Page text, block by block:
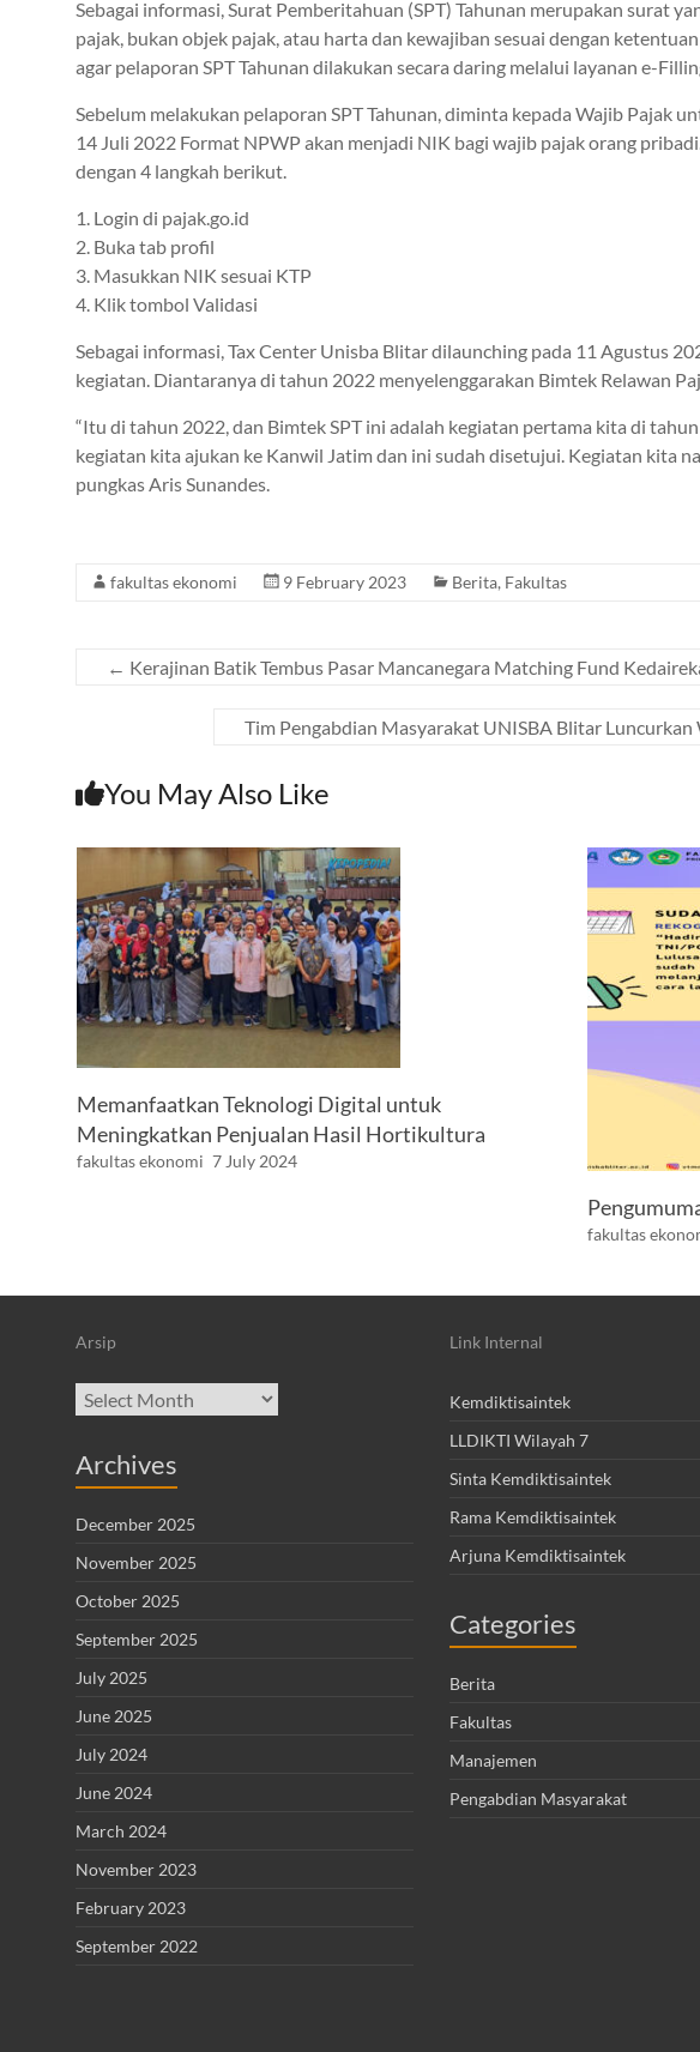
Sebagai informasi, Surat Pemberitahuan (SPT) Tahunan merupakan surat
pajak, bukan objek pajak, atau harta dan kewajiban sesuai dengan
agar pelaporan SPT Tahunan dilakukan secara daring melalui layanan e-
Sebelum melakukan pelaporan SPT Tahunan, diminta kepada Wajib
14 Juli 2022 Format NPWP akan menjadi NIK bagi wajib pajak orang
dengan 4 langkah berikut.
1. Login di pajak.go.id
2. Buka tab profil
3. Masukkan NIK sesuai KTP
4. Klik tombol Validasi
Sebagai informasi, Tax Center Unisba Blitar dilaunching pada 11 Agustus
kegiatan. Diantaranya di tahun 2022 menyelenggarakan Bimtek Relawan
“Itu di tahun 2022, dan Bimtek SPT ini adalah kegiatan pertama kita di
kegiatan kita ajukan ke Kanwil Jatim dan ini sudah disetujui. Kegiatan kita
pungkas Aris Sunandes.
fakultas ekonomi 9 February 2023 Berita, Fakultas
← Kerajinan Batik Tembus Pasar Mancanegara Matching Fund
Tim Pengabdian Masyarakat UNISBA Blitar
You May Also Like
Memanfaatkan Teknologi Digital untuk
Meningkatkan Penjualan Hasil Hortikultura
fakultas ekonomi 7 July 2024
fakultas
Arsip
Archives
Archives
December 2025
November 2025
October 2025
September 2025
July 2025
June 2025
July 2024
June 2024
March 2024
November 2023
February 2023
September 2022
Link Internal
Kemdiktisaintek
LLDIKTI Wilayah 7
Sinta Kemdiktisaintek
Rama Kemdiktisaintek
Arjuna Kemdiktisaintek
Categories
Berita
Fakultas
Manajemen
Pengabdian Masyarakat